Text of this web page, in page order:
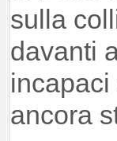
sulla
davanti
incapaci
ancora